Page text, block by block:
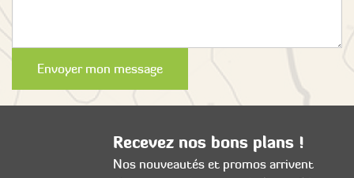
Envoyer mon message
Recevez nos bons plans !
Nos nouveautés et promos arrivent